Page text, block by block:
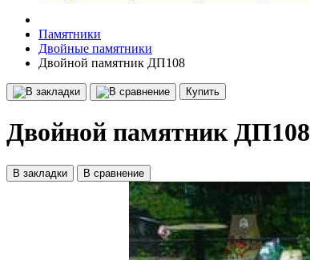
Памятники
Двойные памятники
Двойной памятник ДП108
Купить
Двойной памятник ДП108
В закладки В сравнение